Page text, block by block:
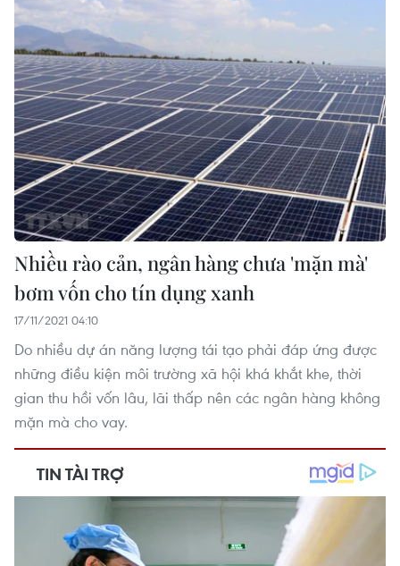
Nhiều rào cản, ngân hàng chưa 'mặn mà'
bơm vốn cho tín dụng xanh
17/11/2021 04:10
Do nhiều dự án năng lượng tái tạo phải đáp ứng được
những điều kiện môi trường xã hội khá khắt khe, thời
gian thu hồi vốn lâu, lãi thấp nên các ngân hàng không
mặn mà cho vay.